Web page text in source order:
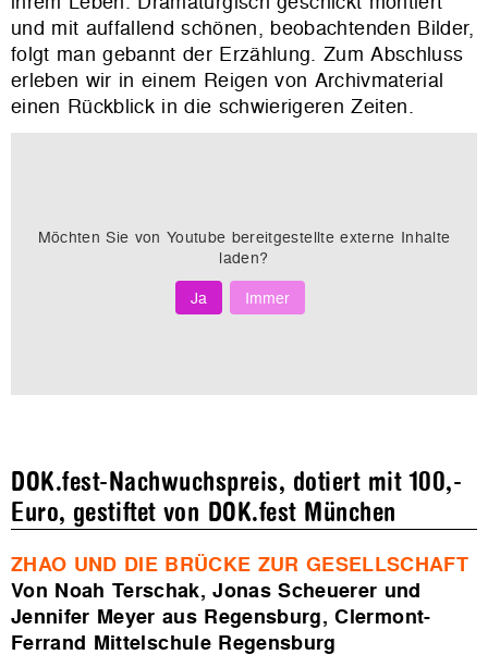
und mit auffallend schönen, beobachtenden Bilder,
folgt man gebannt der Erzählung. Zum Abschluss
erleben wir in einem Reigen von Archivmaterial
einen Rückblick in die schwierigeren Zeiten.
Möchten Sie von Youtube bereitgestellte externe Inhalte
laden?
Ja
Immer
DOK.fest-Nachwuchspreis, dotiert mit 100,-
Euro, gestiftet von DOK.fest München
ZHAO UND DIE BRÜCKE ZUR GESELLSCHAFT
Von Noah Terschak, Jonas Scheuerer und
Jennifer Meyer aus Regensburg, Clermont-
Ferrand Mittelschule Regensburg